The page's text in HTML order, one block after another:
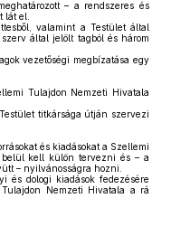
– a rendszeres és
lát el.
valamint a Testület által
által jelölt tagból és három
vezetőségi megbízatása egy
Tulajdon Nemzeti Hivatala
titkársága útján szervezi
és kiadásokat a Szellemi
belül kell külön tervezni és – a
– nyilvánosságra hozni.
és dologi kiadások fedezésére
Nemzeti Hivatala a rá